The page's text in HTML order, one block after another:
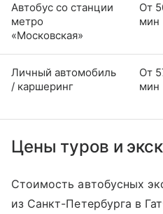
Автобус со станции
метро
«Московская»
От
мин
Личный автомобиль
/ каршеринг
От
мин
Цены туров и
Стоимость автобусных
из Санкт-Петербурга в